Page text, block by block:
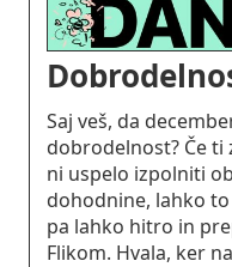
Saj veš, da
dobrodelnost? Če
ni uspelo izpolniti
dohodnine, lahko
pa lahko hitro in
Flikom. Hvala, ker